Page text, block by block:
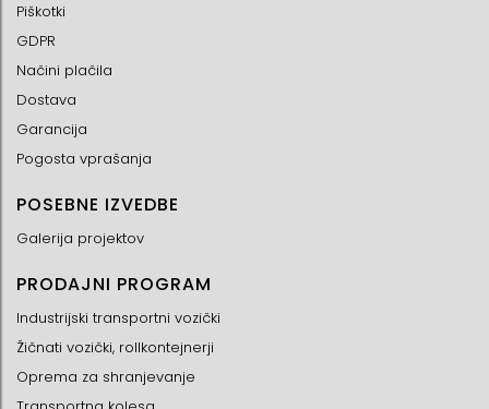
Piškotki
GDPR
Načini plačila
Dostava
Garancija
Pogosta vprašanja
POSEBNE IZVEDBE
Galerija projektov
PRODAJNI PROGRAM
Industrijski transportni vozički
Žičnati vozički, rollkontejnerji
Oprema za shranjevanje